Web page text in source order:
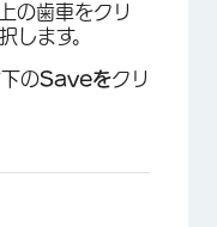
×
の歯車をクリ
します。
のSaveをクリ